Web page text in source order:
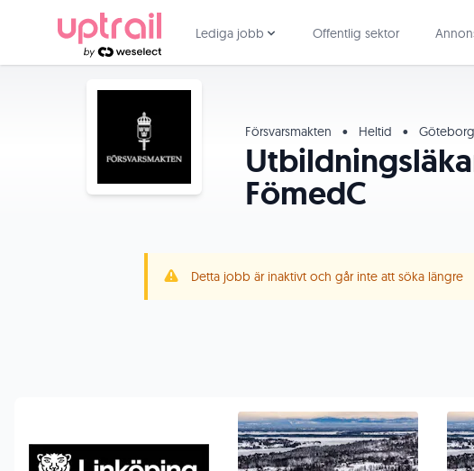
Lediga jobb Offentlig sektor
Försvarsmakten • Heltid • Göteborg
FömedC
Detta jobb är inaktivt och går inte att söka längre